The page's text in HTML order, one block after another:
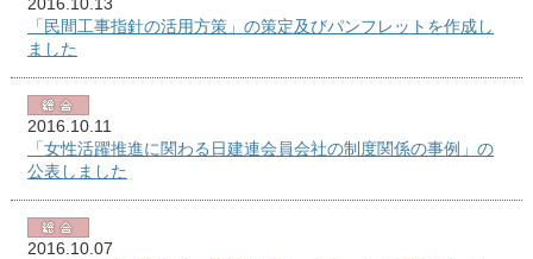
「民間工事指針の活用方策」の策定及びパンフレットを作成し
ました
2016.10.11
「女性活躍推進に関わる日建連会員会社の制度関係の事例」の
公表しました
2016.10.07